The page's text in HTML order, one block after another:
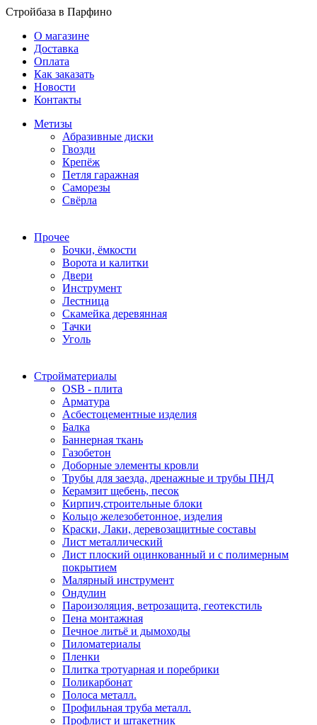
Стройбаза в Парфино
О магазине
Доставка
Оплата
Как заказать
Новости
Контакты
Метизы
Абразивные диски
Гвозди
Крепёж
Петля гаражная
Саморезы
Свёрла
Прочее
Бочки, ёмкости
Ворота и калитки
Двери
Инструмент
Лестница
Скамейка деревянная
Тачки
Уголь
Стройматериалы
OSB - плита
Арматура
Асбестоцементные изделия
Балка
Баннерная ткань
Газобетон
Доборные элементы кровли
Трубы для заезда, дренажные и трубы ПНД
Керамзит щебень, песок
Кирпич,строительные блоки
Кольцо железобетонное, изделия
Краски, Лаки, деревозащитные составы
Лист металлический
Лист плоский оцинкованный и с полимерным
покрытием
Малярный инструмент
Ондулин
Пароизоляция, ветрозащита, геотекстиль
Пена монтажная
Печное литьё и дымоходы
Пиломатериалы
Пленки
Плитка тротуарная и поребрики
Поликарбонат
Полоса металл.
Профильная труба металл.
Профлист и штакетник